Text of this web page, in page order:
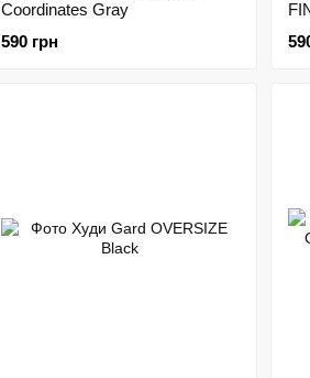
Coordinates Gray
590 грн